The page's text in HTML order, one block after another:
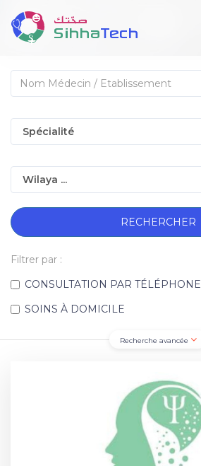
RECHERCHER
Filtrer par :
CONSULTATION PAR TÉLÉPHONE
SOINS À DOMICILE
Recherche avancée